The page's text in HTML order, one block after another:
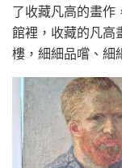
了收藏凡高的畫作
館裡，收藏的凡高
樓，細細品嚐、細